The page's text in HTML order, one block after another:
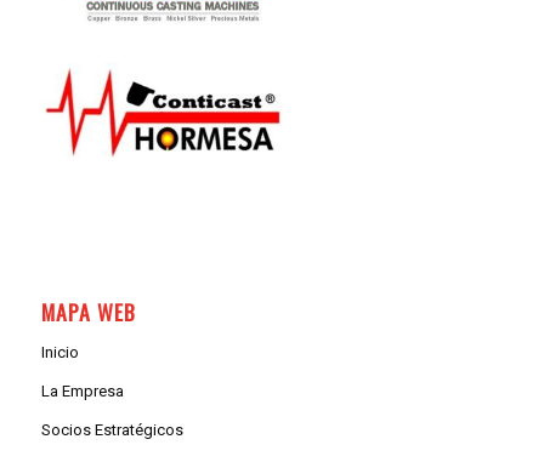
MAPA WEB
Inicio
La Empresa
Socios Estratégicos